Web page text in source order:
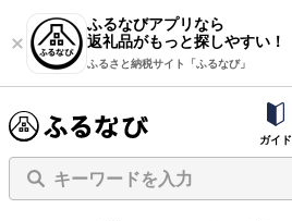
ふるなびアプリなら
返礼品がもっと探しやすい！
ふるさと納税サイト「ふるなび」
ガイド
キーワードを入力